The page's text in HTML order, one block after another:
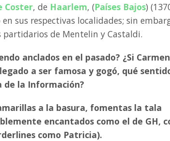
Coster, de Haarlem, (Países Bajos)
sus respectivas localidades; sin
de Mentelin y Castaldi.
anclados en el pasado? ¿Si
a ser famosa y gogó, qué
de la Información?
a la basura, fomentas la tala
encantados como el de GH,
como Patricia).